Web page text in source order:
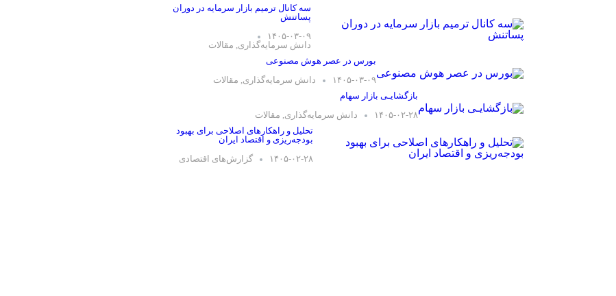
سه کانال ترمیم بازار سرمایه در دوران
پساتنش
۱۴۰۵-۰۳-۰۹
دانش سرمایه‌گذاری مقالات
بورس در عصر هوش مصنوعی
۱۴۰۵-۰۳-۰۹
دانش سرمایه‌گذاری مقالات
بازگشایـی بازار سهام
۱۴۰۵-۰۲-۲۸
دانش سرمایه‌گذاری مقالات
تحلیل و راهکارهای اصلاحی برای بهبود
بودجه‌ریزی و اقتصاد ایران
۱۴۰۵-۰۲-۲۸
گزارش‌های اقتصادی